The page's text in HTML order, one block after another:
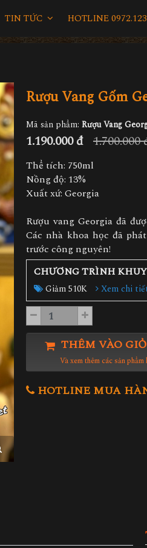
TIN TỨC HOTLINE
Rượu Vang Gốm
Mã sản phẩm: Rượu Vang
1.190.000 đ 1.700.000
Thể tích: 750ml
Nồng độ: 13%
Xuất xứ: Georgia
Rượu vang Georgia đã
Các nhà khoa học đã
trước công nguyên!
CHƯƠNG TRÌNH
Giảm 510K Xem chi
THÊM VÀO
Và xem thêm các sản phẩm
HOTLINE MUA